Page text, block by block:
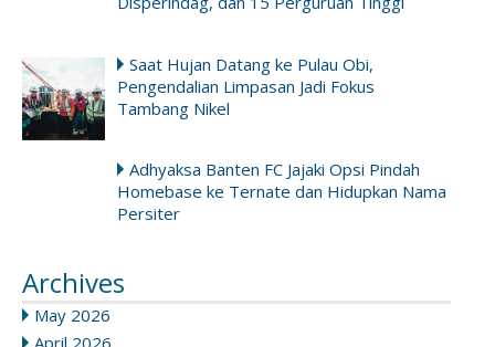
Saat Hujan Datang ke Pulau Obi,
Pengendalian Limpasan Jadi Fokus
Tambang Nikel
Adhyaksa Banten FC Jajaki Opsi Pindah
Homebase ke Ternate dan Hidupkan Nama
Persiter
Archives
May 2026